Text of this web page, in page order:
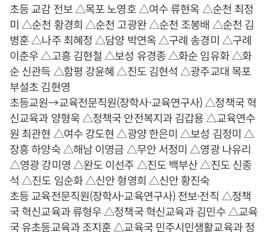
초등 교감 전보 △목포 노영호 △여수 류현옥 △순천 최정
미 △순천 황경희 △순천 고광완 △순천 조봉배 △순천 김
병훈 △나주 최혜정 △담양 박연옥 △구례 송경미 △구례
이춘우 △고흥 김현철 △보성 유경종 △화순 임유화 △화
순 신관득 △함평 강윤혜 △진도 김현석 △광주교대 목포
부설초 김현영
초등교원→교육전문직원(장학사·교육연구사) △정책국 혁
신교육과 양형욱 △정책국 안전복지과 김갑용 △교육연수
원 최관현 △여수 강도현 △광양 한은미 △보성 김정미 △
장흥 하양숙 △해남 이영금 △무안 서정미 △영광 나유리
△영광 강미영 △완도 이선주 △진도 백부산 △진도 신종
석 △진도 임순화 △신안 형영희 △신안 황진숙
초등 교육전문직원(장학사·교육연구사) 전보·전직 △정책
국 혁신교육과 류형우 △정책국 혁신교육과 김민수 △교육
국 유초등교육과 조지훈 △교육국 민주시민생활교육과 정